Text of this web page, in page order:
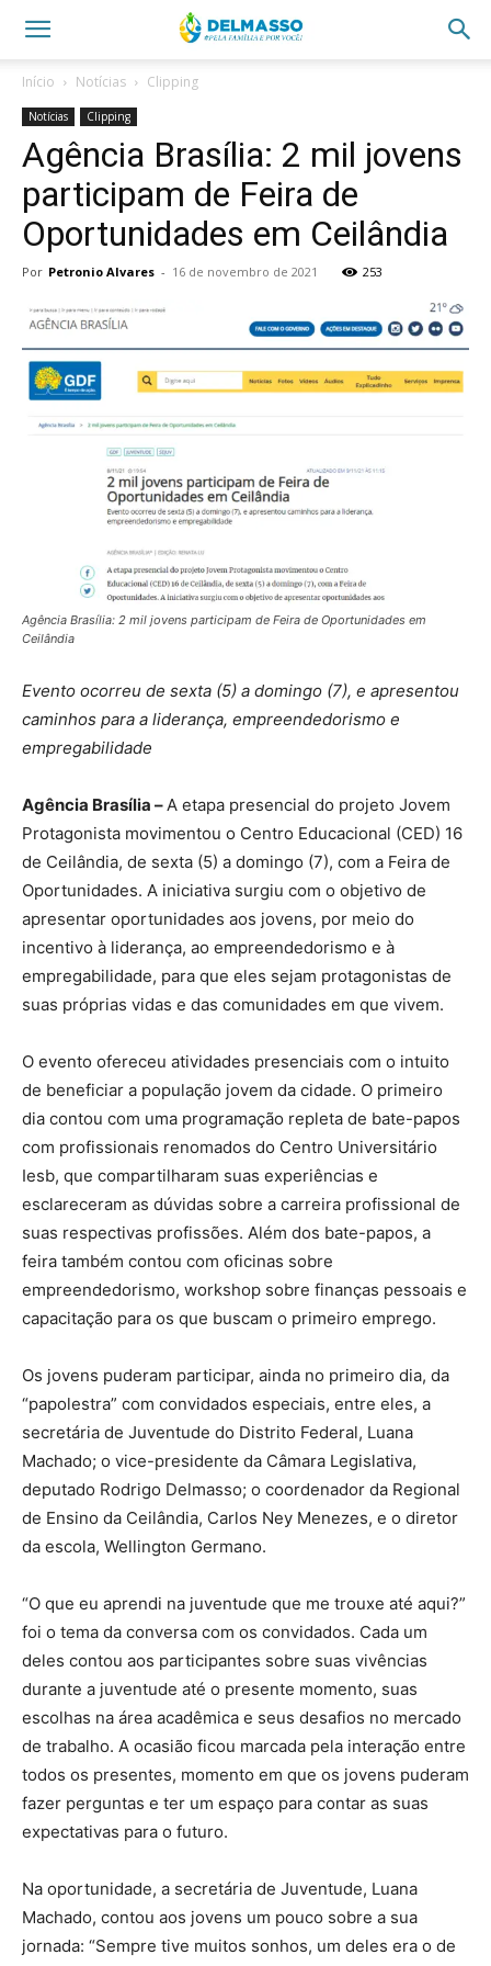
Início Notícias Clipping
Notícias Clipping
Agência Brasília: 2 mil jovens
participam de Feira de
Oportunidades em Ceilândia
Por Petronio Alvares - 16 de novembro de 2021 253
Agência Brasília: 2 mil jovens participam de Feira de Oportunidades em
Ceilândia
Evento ocorreu de sexta (5) a domingo (7), e apresentou
caminhos para a liderança, empreendedorismo e
empregabilidade
Agência Brasília –A etapa presencial do projeto Jovem
Protagonista movimentou o Centro Educacional (CED) 16
de Ceilândia, de sexta (5) a domingo (7), com a Feira de
Oportunidades. A iniciativa surgiu com o objetivo de
apresentar oportunidades aos jovens, por meio do
incentivo à liderança, ao empreendedorismo e à
empregabilidade, para que eles sejam protagonistas de
suas próprias vidas e das comunidades em que vivem.
O evento ofereceu atividades presenciais com o intuito
de beneficiar a população jovem da cidade. O primeiro
dia contou com uma programação repleta de bate-papos
com profissionais renomados do Centro Universitário
Iesb, que compartilharam suas experiências e
esclareceram as dúvidas sobre a carreira profissional de
suas respectivas profissões. Além dos bate-papos, a
feira também contou com oficinas sobre
empreendedorismo, workshop sobre finanças pessoais e
capacitação para os que buscam o primeiro emprego.
Os jovens puderam participar, ainda no primeiro dia, da
“papolestra” com convidados especiais, entre eles, a
secretária de Juventude do Distrito Federal, Luana
Machado; o vice-presidente da Câmara Legislativa,
deputado Rodrigo Delmasso; o coordenador da Regional
de Ensino da Ceilândia, Carlos Ney Menezes, e o diretor
da escola, Wellington Germano.
“O que eu aprendi na juventude que me trouxe até aqui?”
foi o tema da conversa com os convidados. Cada um
deles contou aos participantes sobre suas vivências
durante a juventude até o presente momento, suas
escolhas na área acadêmica e seus desafios no mercado
de trabalho. A ocasião ficou marcada pela interação entre
todos os presentes, momento em que os jovens puderam
fazer perguntas e ter um espaço para contar as suas
expectativas para o futuro.
Na oportunidade, a secretária de Juventude, Luana
Machado, contou aos jovens um pouco sobre a sua
jornada: “Sempre tive muitos sonhos, um deles era o de